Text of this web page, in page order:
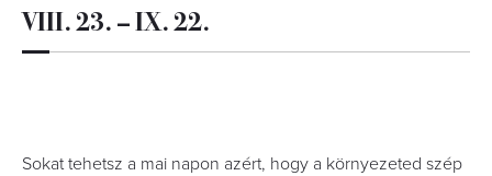
VIII. 23. – IX. 22.
Sokat tehetsz a mai napon azért, hogy a környezeted szép